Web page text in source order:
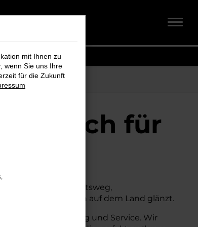
+ Koch für
den täglichen Arbeitsweg,
der Stadt als auch auf dem Land glänzt.
Beratung und Service. Wir
mit Ihnen zu
wenn Sie uns Ihre
für die Zukunft